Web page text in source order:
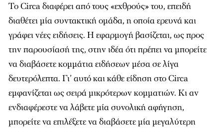
Το Circa διαφέρει από τους «εχθρούς» του, επειδή
διαθέτει μία συντακτική ομάδα, η οποία ερευνά και
γράφει νέες ειδήσεις. Η εφαρμογή βασίζεται, ως προς
την παρουσίασή της, στην ιδέα ότι πρέπει να μπορείτε
να διαβάσετε κομμάτια ειδήσεων μέσα σε λίγα
δευτερόλεπτα. Γι’ αυτό και κάθε είδηση στο Circa
εμφανίζεται ως σειρά μικρότερων κομματιών. Κι αν
ενδιαφέρεστε να λάβετε μία συνολική αφήγηση,
μπορείτε να επιλέξετε να διαβάσετε μία μεγαλύτερη